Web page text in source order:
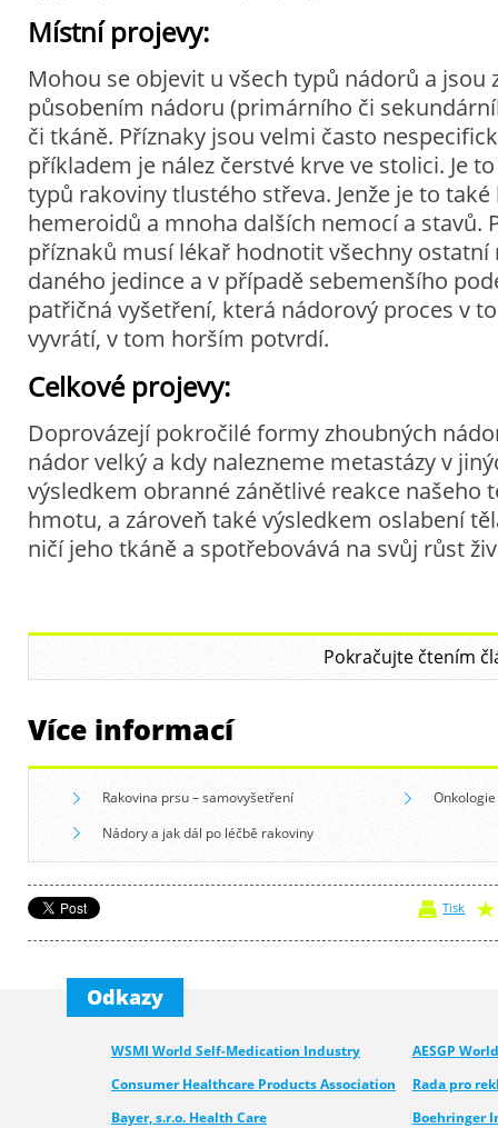
Místní projevy:
Mohou se objevit u všech typů nádorů a jsou
působením nádoru (primárního či
či tkáně. Příznaky jsou velmi často
příkladem je nález čerstvé krve ve stolici. Je
typů rakoviny tlustého střeva. Jenže je to
hemeroidů a mnoha dalších nemocí a stavů.
příznaků musí lékař hodnotit všechny
daného jedince a v případě sebemenšího
patřičná vyšetření, která nádorový proces v
vyvrátí, v tom horším potvrdí.
Celkové projevy:
Doprovázejí pokročilé formy zhoubných
nádor velký a kdy nalezneme metastázy v
výsledkem obranné zánětlivé reakce našeho
hmotu, a zároveň také výsledkem oslabení
ničí jeho tkáně a spotřebovává na svůj růst
Pokračujte čtením
Více informací
Rakovina prsu – samovyšetření
Nádory a jak dál po léčbě rakoviny
Tisk
Odkazy
WSMI World Self-Medication Industry
AESGP
Consumer Healthcare Products Association
Rada pro
Bayer, s.r.o. Health Care
Boehringer